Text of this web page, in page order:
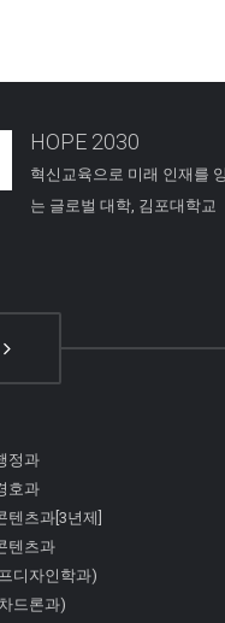
HOPE 2030
혁신교육으로 미래 인재를
는 글로벌 대학, 김포대학교
정과
호과
텐츠과[3년제]
텐츠과
디자인학과)
드론과)